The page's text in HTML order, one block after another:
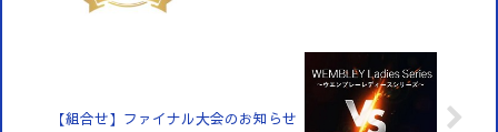
【組合せ】ファイナル大会のお知らせ